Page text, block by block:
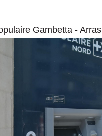
Gambetta - Arras